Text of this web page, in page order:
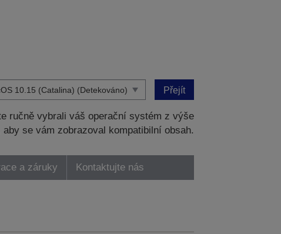
Přejít
ručně vybrali váš operační systém z výše
aby se vám zobrazoval kompatibilní obsah.
a záruky Kontaktujte nás